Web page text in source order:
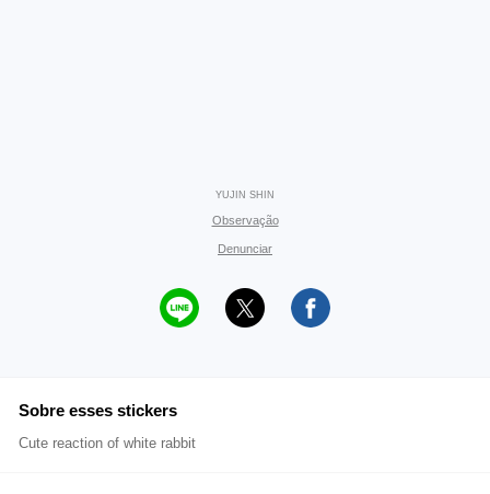
YUJIN SHIN
Observação
Denunciar
Sobre esses stickers
Cute reaction of white rabbit